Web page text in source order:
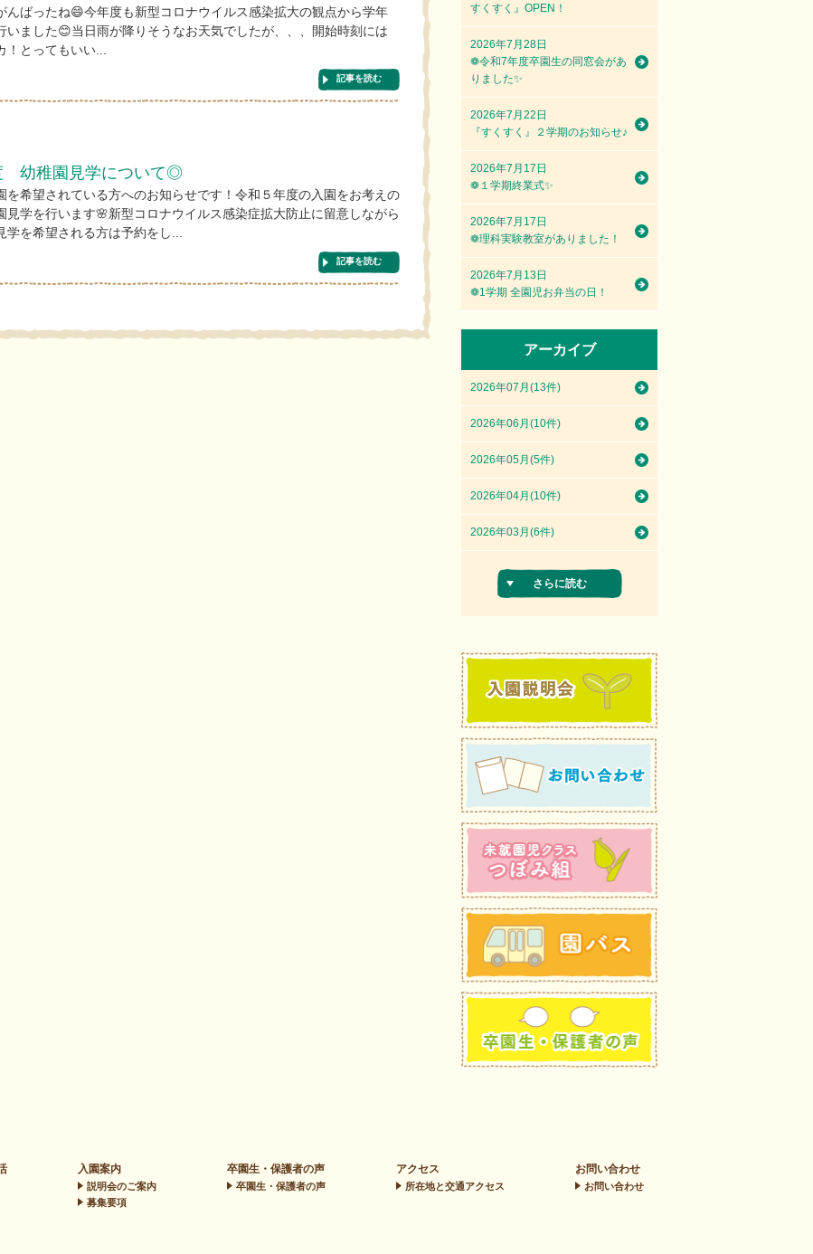
んばったね😄今年度も新型コロナウイルス感染拡大の観点から学年
いました😊当日雨が降りそうなお天気でしたが、、、開始時刻には
とってもいい...
記事を読む
幼稚園見学について◎
を希望されている方へのお知らせです！令和５年度の入園をお考えの
見学を行います🌸新型コロナウイルス感染症拡大防止に留意しながら
学を希望される方は予約をし...
記事を読む
すくすく』OPEN！
2026年7月28日
❁令和7年度卒園生の同窓会があ
りました✨
2026年7月22日
『すくすく』２学期のお知らせ♪
2026年7月17日
❁１学期終業式✨
2026年7月17日
❁理科実験教室がありました！
2026年7月13日
❁1学期 全園児お弁当の日！
アーカイブ
2026年07月(13件)
2026年06月(10件)
2026年05月(5件)
2026年04月(10件)
2026年03月(6件)
さらに読む
入園案内
説明会のご案内
募集要項
卒園生・保護者の声
卒園生・保護者の声
アクセス
所在地と交通アクセス
お問い合わせ
お問い合わせ